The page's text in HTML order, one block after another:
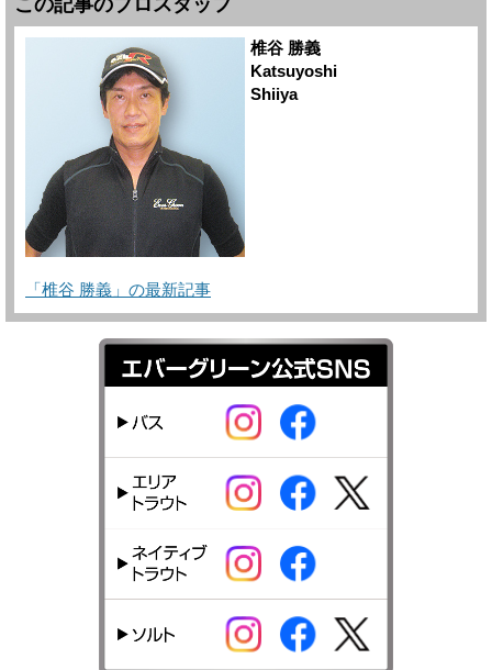
この記事のプロスタッフ
椎谷 勝義
Katsuyoshi
Shiiya
「椎谷 勝義」の最新記事